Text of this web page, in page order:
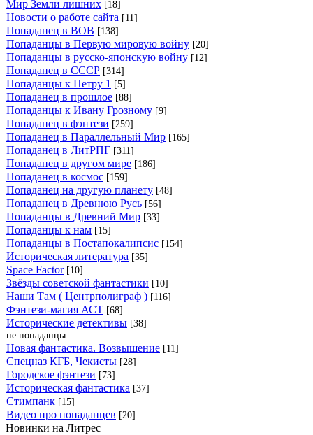
Мир Земли лишних [18]
Новости о работе сайта [11]
Попаданец в ВОВ [138]
Попаданцы в Первую мировую войну [20]
Попаданцы в русско-японскую войну [12]
Попаданец в СССР [314]
Попаданцы к Петру 1 [5]
Попаданец в прошлое [88]
Попаданцы к Ивану Грозному [9]
Попаданец в фэнтези [259]
Попаданец в Параллельный Мир [165]
Попаданец в ЛитРПГ [311]
Попаданец в другом мире [186]
Попаданец в космос [159]
Попаданец на другую планету [48]
Попаданец в Древнюю Русь [56]
Попаданцы в Древний Мир [33]
Попаданцы к нам [15]
Попаданцы в Постапокалипсис [154]
Историческая литература [35]
Space Factor [10]
Звёзды советской фантастики [10]
Наши Там ( Центрполиграф ) [116]
Фэнтези-магия АСТ [68]
Исторические детективы [38]
не попаданцы
Новая фантастика. Возвышение [11]
Спецназ КГБ, Чекисты [28]
Городское фэнтези [73]
Историческая фантастика [37]
Стимпанк [15]
Видео про попаданцев [20]
Новинки на Литрес